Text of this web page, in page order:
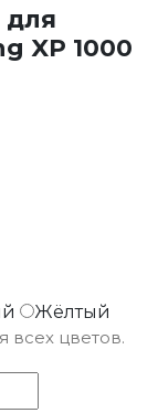
для
XP 1000
Жёлтый
всех цветов.